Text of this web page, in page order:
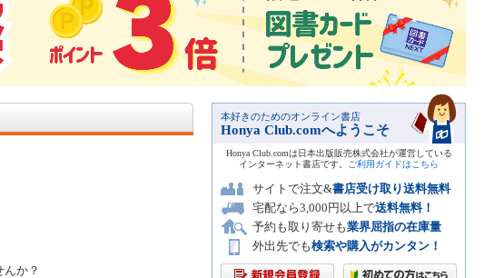
か？
本好きのためのオンライン書店
Honya Club.comへようこそ
Honya Club.comは日本出版販売株式会社が運営している
インターネット書店です。
ご利用ガイドはこちら
サイトで注文&書店受け取り送料無料
宅配なら3,000円以上で送料無料！
予約も取り寄せも業界屈指の在庫量
外出先でも検索や購入がカンタン！